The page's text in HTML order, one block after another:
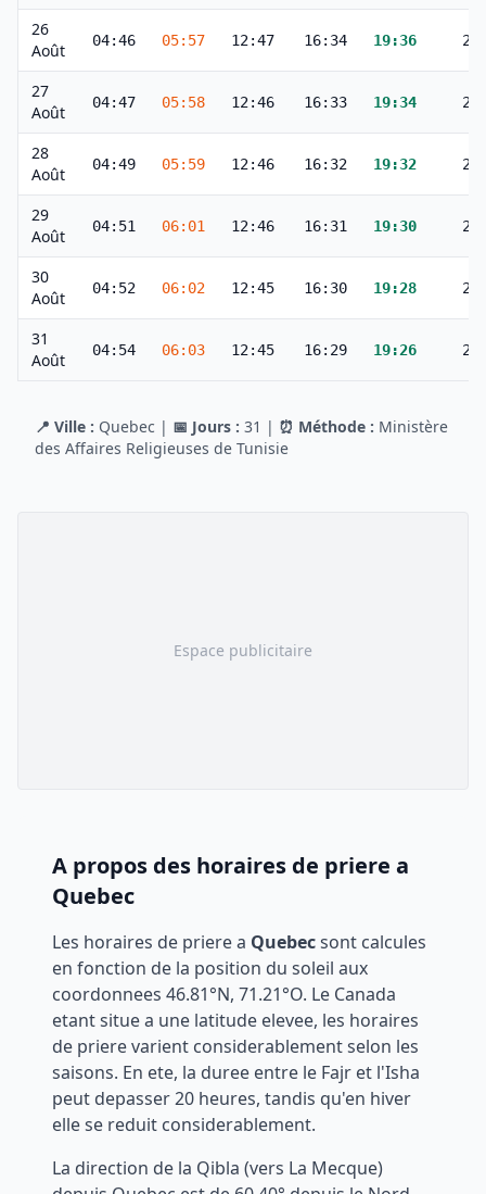
26
Août
04:46 05:57 12:47 16:34 19:36
27
Août
04:47 05:58 12:46 16:33 19:34
28
Août
04:49 05:59 12:46 16:32 19:32
29
Août
04:51 06:01 12:46 16:31 19:30
30
Août
04:52 06:02 12:45 16:30 19:28
31
Août
04:54 06:03 12:45 16:29 19:26
📍 Ville : Quebec | 📅 Jours : 31 | ⏰ Méthode : Ministère
des Affaires Religieuses de Tunisie
Espace publicitaire
A propos des horaires de priere a
Quebec
Les horaires de priere a Quebecsont calcules
en fonction de la position du soleil aux
coordonnees 46.81°N, 71.21°O. Le Canada
etant situe a une latitude elevee, les horaires
de priere varient considerablement selon les
saisons. En ete, la duree entre le Fajr et l'Isha
peut depasser 20 heures, tandis qu'en hiver
elle se reduit considerablement.
La direction de la Qibla (vers La Mecque)